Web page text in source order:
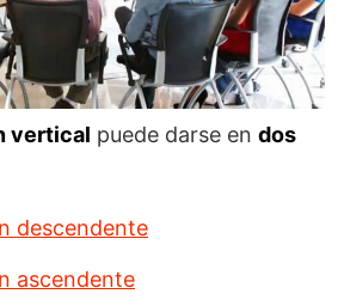
vertical puede darse en dos
descendente
ascendente